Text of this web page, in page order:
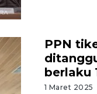
PPN
berlaku
1 Maret 2025